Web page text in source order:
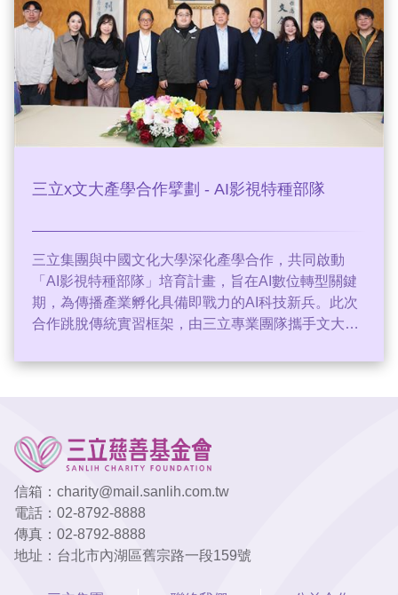
力，展現三立推動永續生活的決心。
三立x文大產學合作擘劃 - AI影視特種部隊
三立集團與中國文化大學深化產學合作，共同啟動
「AI影視特種部隊」培育計畫，旨在AI數位轉型關鍵
期，為傳播產業孵化具備即戰力的AI科技新兵。此次
合作跳脫傳統實習框架，由三立專業團隊攜手文大師
「帶薪實習」與「優先轉正」機會。三立將其開發虛
過產媒學深度結盟，共同定義未來媒體新樣態，實現
人才培育、內容創新與品牌影響力的三贏新格局。
信箱： charity@mail.sanlih.com.tw
電話： 02-8792-8888
傳真： 02-8792-8888
地址：台北市內湖區舊宗路一段159號